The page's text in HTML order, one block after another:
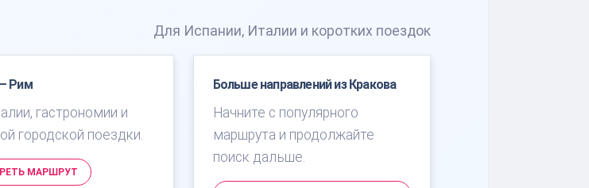
Для Испании, Италии и коротких поездок
Рим
гастрономии и
городской поездки.
МАРШРУТ
Больше направлений из Кракова
Начните с популярного
маршрута и продолжайте
поиск дальше.